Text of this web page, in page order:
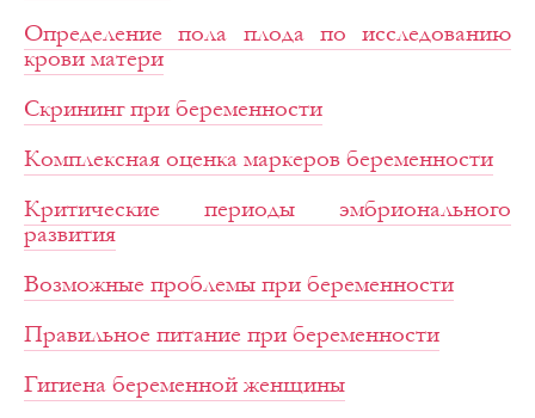
Определение пола плода по исследованию
крови матери
Скрининг при беременности
Комплексная оценка маркеров беременности
Критические периоды эмбрионального
развития
Возможные проблемы при беременности
Правильное питание при беременности
Гигиена беременной женщины